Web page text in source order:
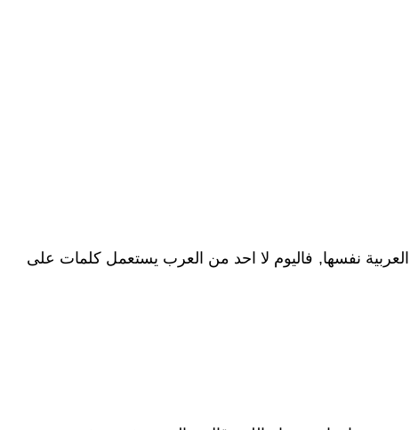
عددها على اكثر من 200 كلمة, بل كذلك في المفردات العربية نفسها, فاليوم لا احد من العرب يستعمل كلمات على